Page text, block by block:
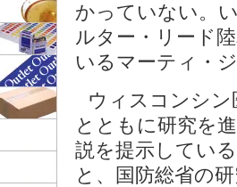
かっていない。
ルター・リード
いるマーティ・
ウィスコンシン
とともに研究を
説を提示してい
と、国防総省の